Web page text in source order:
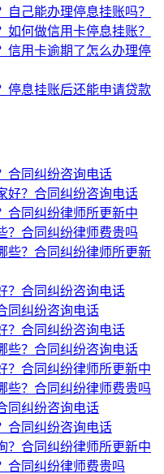
己能办理停息挂账吗？
何做信用卡停息挂账？
信用卡逾期了怎么办理停
停息挂账后还能申请贷款
合同纠纷咨询电话
好？合同纠纷咨询电话
合同纠纷律师所更新中
？合同纠纷律师费贵吗
些？合同纠纷律师所更新
？合同纠纷咨询电话
同纠纷咨询电话
？合同纠纷咨询电话
些？合同纠纷咨询电话
？合同纠纷律师所更新中
些？合同纠纷律师费贵吗
同纠纷咨询电话
合同纠纷咨询电话
？合同纠纷律师所更新中
合同纠纷律师费贵吗